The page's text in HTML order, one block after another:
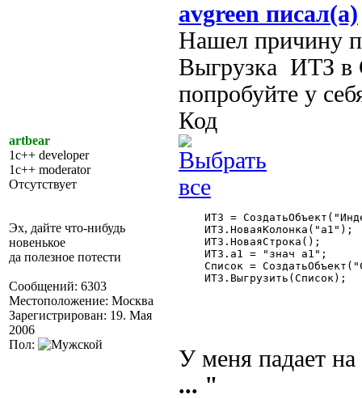
artbear
1c++ developer
1c++ moderator
Отсутствует
Эх, дайте что-нибудь
новенькое
да полезное потести
Сообщений: 6303
Местоположение: Москва
Зарегистрирован: 19. Мая
2006
Пол:
avgreen писал(а)
Нашел причину
Выгрузка ИТЗ в
попробуйте у
Код
ИТЗ =
ИТЗ.НоваяКолонка("а1");
ИТЗ.НоваяСтрока();
ИТЗ.а1 = "знач а1";
Список =
ИТЗ.Выгрузить(Список);
У меня падает
... "